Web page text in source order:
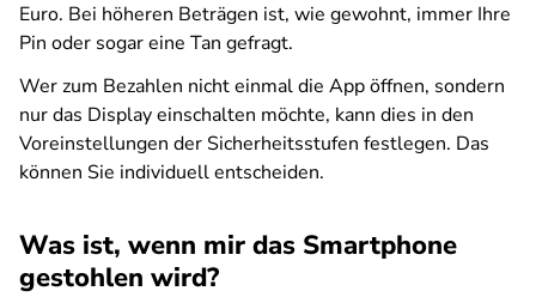
Euro. Bei höheren Beträgen ist, wie gewohnt, immer Ihre
Pin oder sogar eine Tan gefragt.
Wer zum Bezahlen nicht einmal die App öffnen, sondern
nur das Display einschalten möchte, kann dies in den
Voreinstellungen der Sicherheitsstufen festlegen. Das
können Sie individuell entscheiden.
Was ist, wenn mir das Smartphone
gestohlen wird?